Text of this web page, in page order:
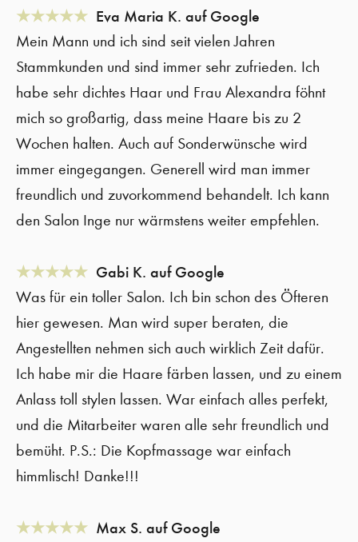
★★★★★ Eva Maria K. auf Google
Mein Mann und ich sind seit vielen Jahren
Stammkunden und sind immer sehr zufrieden. Ich
habe sehr dichtes Haar und Frau Alexandra föhnt
mich so großartig, dass meine Haare bis zu 2
Wochen halten. Auch auf Sonderwünsche wird
immer eingegangen. Generell wird man immer
freundlich und zuvorkommend behandelt. Ich kann
den Salon Inge nur wärmstens weiter empfehlen.
★★★★★ Gabi K. auf Google
Was für ein toller Salon. Ich bin schon des Öfteren
hier gewesen. Man wird super beraten, die
Angestellten nehmen sich auch wirklich Zeit dafür.
Ich habe mir die Haare färben lassen, und zu einem
Anlass toll stylen lassen. War einfach alles perfekt,
und die Mitarbeiter waren alle sehr freundlich und
bemüht. P.S.: Die Kopfmassage war einfach
himmlisch! Danke!!!
★★★★★ Max S. auf Google